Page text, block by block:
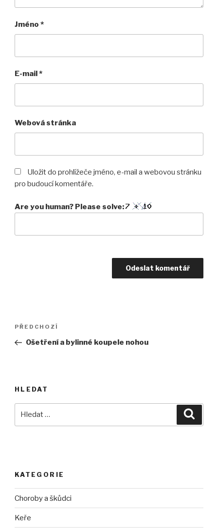
Jméno *
E-mail*
Webová stránka
Uložit do prohlížeče jméno, e-mail a webovou stránku
pro budoucí komentáře.
Are you human? Please solve:
Navigace
příspěvek
Předchozí
příspěvek
PŘEDCHOZÍ
Ošetření a bylinné koupele nohou
HLEDAT
KATEGORIE
Choroby a škůdci
Keře